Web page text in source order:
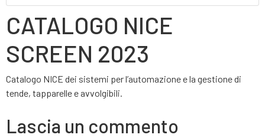
CATALOGO NICE
SCREEN 2023
Catalogo NICE dei sistemi per l’automazione e la gestione di
tende, tapparelle e avvolgibili.
Lascia un commento